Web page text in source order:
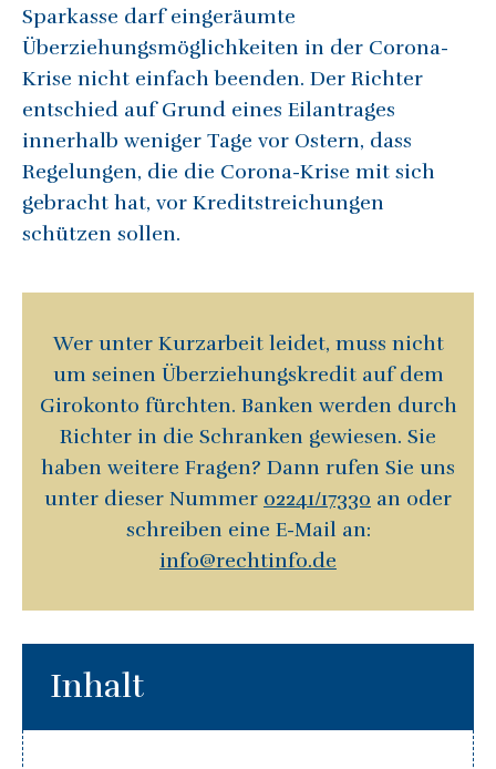
Sparkasse darf eingeräumte
Überziehungsmöglichkeiten in der Corona-
Krise nicht einfach beenden. Der Richter
entschied auf Grund eines Eilantrages
innerhalb weniger Tage vor Ostern, dass
Regelungen, die die Corona-Krise mit sich
gebracht hat, vor Kreditstreichungen
schützen sollen.
Wer unter Kurzarbeit leidet, muss nicht
um seinen Überziehungskredit auf dem
Girokonto fürchten. Banken werden durch
Richter in die Schranken gewiesen. Sie
haben weitere Fragen? Dann rufen Sie uns
unter dieser Nummer 02241/17330 an oder
schreiben eine E-Mail an:
info@rechtinfo.de
Inhalt